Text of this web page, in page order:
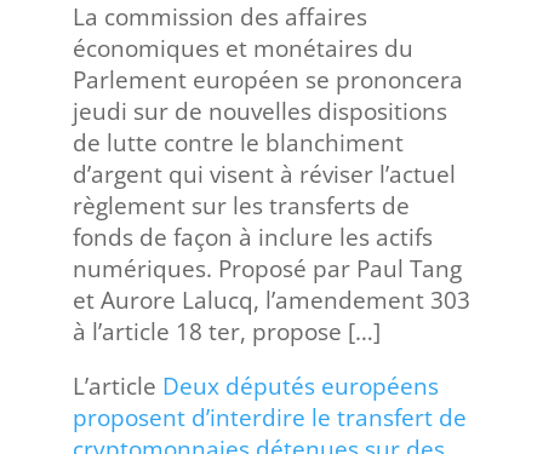
La commission des affaires
économiques et monétaires du
Parlement européen se prononcera
jeudi sur de nouvelles dispositions
de lutte contre le blanchiment
d’argent qui visent à réviser l’actuel
règlement sur les transferts de
fonds de façon à inclure les actifs
numériques. Proposé par Paul Tang
et Aurore Lalucq, l’amendement 303
à l’article 18 ter, propose […]
L’article Deux députés européens
proposent d’interdire le transfert de